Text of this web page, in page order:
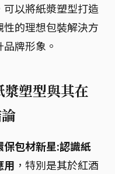
以將紙漿塑型打造
的理想包裝解決方
牌形象。
塑型與其在
保包材新星:認識紙
用 ，特別是其於紅酒